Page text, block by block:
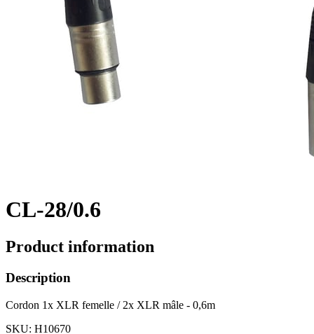
CL-28/0.6
Product information
Description
Cordon 1x XLR femelle / 2x XLR mâle - 0,6m
SKU: H10670